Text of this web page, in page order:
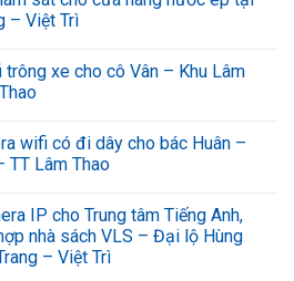
– Việt Trì
trông xe cho cô Vân – Khu Lâm
wifi có đi dây cho bác Huân –
TT Lâm Thao
IP cho Trung tâm Tiếng Anh,
nhà sách VLS – Đại lộ Hùng
– Việt Trì